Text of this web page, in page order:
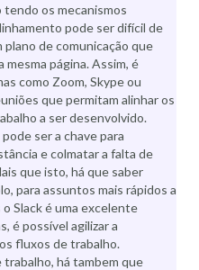
tendo os mecanismos
pode ser difícil de
de comunicação que
página. Assim, é
como Zoom, Skype ou
que permitam alinhar os
a ser desenvolvido.
ser a chave para
e colmatar a falta de
que isto, há que saber
para assuntos mais rápidos a
Slack é uma excelente
é possível agilizar a
fluxos de trabalho.
há tambem que